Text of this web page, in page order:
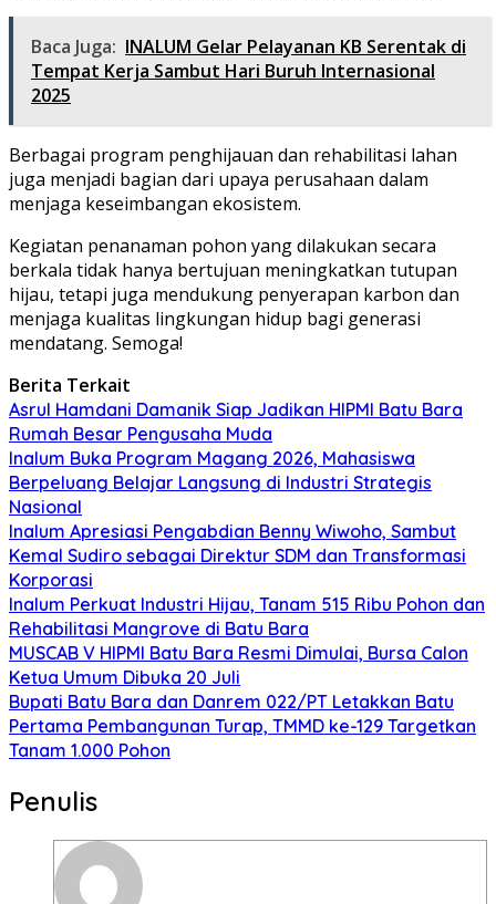
Baca Juga: INALUM Gelar Pelayanan KB Serentak di
Tempat Kerja Sambut Hari Buruh Internasional
2025
Berbagai program penghijauan dan rehabilitasi lahan
juga menjadi bagian dari upaya perusahaan dalam
menjaga keseimbangan ekosistem.
Kegiatan penanaman pohon yang dilakukan secara
berkala tidak hanya bertujuan meningkatkan tutupan
hijau, tetapi juga mendukung penyerapan karbon dan
menjaga kualitas lingkungan hidup bagi generasi
mendatang. Semoga!
Berita Terkait
Asrul Hamdani Damanik Siap Jadikan HIPMI Batu Bara
Rumah Besar Pengusaha Muda
Inalum Buka Program Magang 2026, Mahasiswa
Berpeluang Belajar Langsung di Industri Strategis
Nasional
Inalum Apresiasi Pengabdian Benny Wiwoho, Sambut
Kemal Sudiro sebagai Direktur SDM dan Transformasi
Korporasi
Inalum Perkuat Industri Hijau, Tanam 515 Ribu Pohon dan
Rehabilitasi Mangrove di Batu Bara
MUSCAB V HIPMI Batu Bara Resmi Dimulai, Bursa Calon
Ketua Umum Dibuka 20 Juli
Bupati Batu Bara dan Danrem 022/PT Letakkan Batu
Pertama Pembangunan Turap, TMMD ke-129 Targetkan
Tanam 1.000 Pohon
Penulis